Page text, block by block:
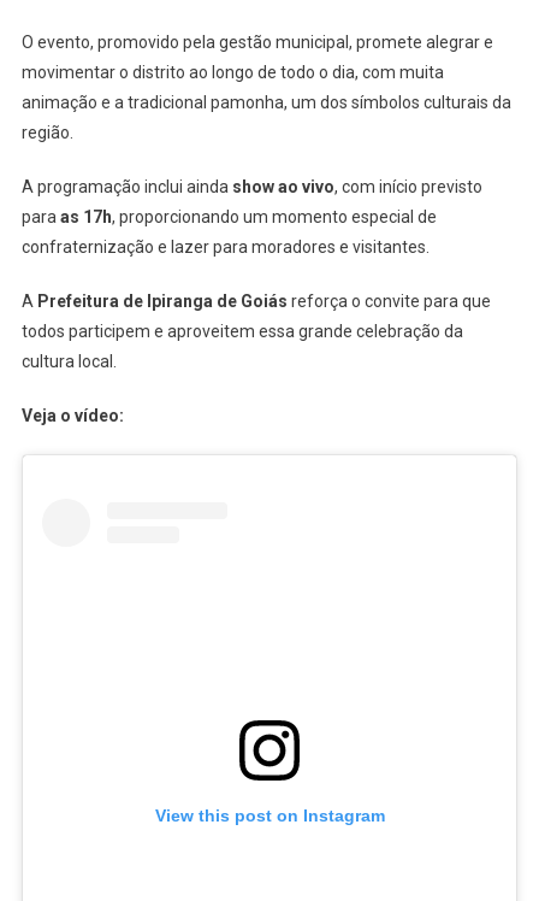
O evento, promovido pela gestão municipal, promete alegrar e
movimentar o distrito ao longo de todo o dia, com muita
animação e a tradicional pamonha, um dos símbolos culturais da
região.
A programação inclui ainda show ao vivo, com início previsto
para as 17h, proporcionando um momento especial de
confraternização e lazer para moradores e visitantes.
A Prefeitura de Ipiranga de Goiás reforça o convite para que
todos participem e aproveitem essa grande celebração da
cultura local.
Veja o vídeo:
View this post on Instagram